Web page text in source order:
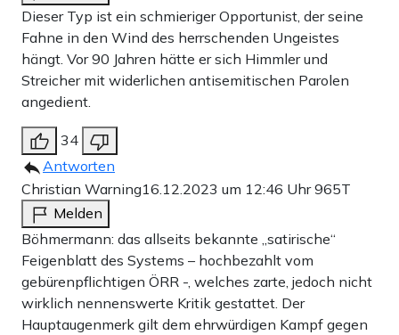
Dieser Typ ist ein schmieriger Opportunist, der seine
Fahne in den Wind des herrschenden Ungeistes
hängt. Vor 90 Jahren hätte er sich Himmler und
Streicher mit widerlichen antisemitischen Parolen
angedient.
34
Antworten
Christian Warning16.12.2023 um 12:46 Uhr965T
Melden
Böhmermann: das allseits bekannte „satirische“
Feigenblatt des Systems – hochbezahlt vom
gebürenpflichtigen ÖRR -, welches zarte, jedoch nicht
wirklich nennenswerte Kritik gestattet. Der
Hauptaugenmerk gilt dem ehrwürdigen Kampf gegen